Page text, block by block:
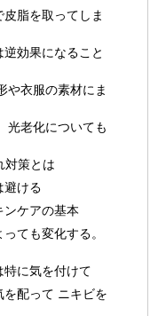
脂を取ってしま
効果になること
や衣服の素材にま
光老化についても
対策とは
避ける
ケアの基本
ても変化する。
に気を付けて
を配って ニキビを